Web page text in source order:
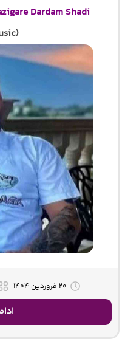
Dardam Shadi
۲۰ فروردین ۱۴۰۴